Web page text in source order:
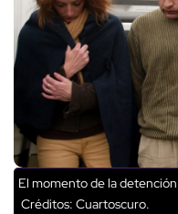
El momento de la
Créditos: Cuartoscuro.